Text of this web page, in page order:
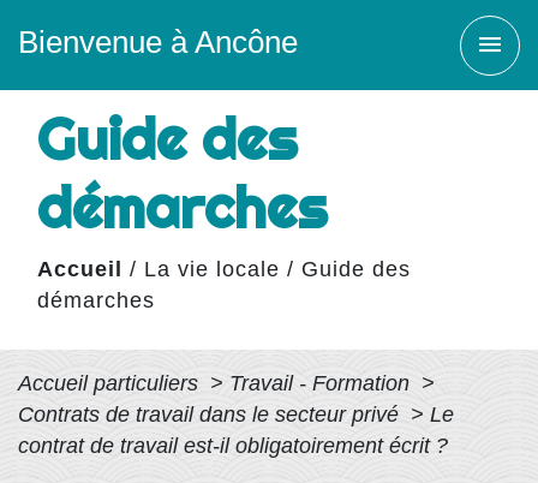
Bienvenue à Ancône menu
Guide des
démarches
Accueil / La vie locale / Guide des
démarches
Accueil particuliers > Travail - Formation >
Contrats de travail dans le secteur privé > Le
contrat de travail est-il obligatoirement écrit ?